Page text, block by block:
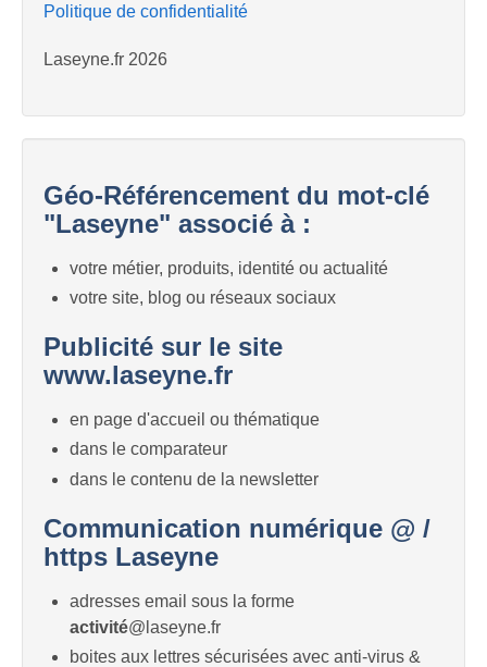
Politique de confidentialité
Laseyne.fr 2026
Géo-Référencement du mot-clé
"Laseyne" associé à :
votre métier, produits, identité ou actualité
votre site, blog ou réseaux sociaux
Publicité sur le site
www.laseyne.fr
en page d'accueil ou thématique
dans le comparateur
dans le contenu de la newsletter
Communication numérique @ /
https Laseyne
adresses email sous la forme
activité@laseyne.fr
boites aux lettres sécurisées avec anti-virus &